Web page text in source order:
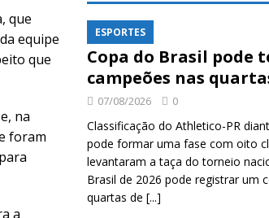
que
equipe
que
na
foram
a
ESPORTES
Copa do Brasil pode
campeões nas
07/08/2026 0
Classificação do Athletico-PR
pode formar uma fase com oito
levantaram a taça do torneio
Brasil de 2026 pode registrar um
quartas de [...]